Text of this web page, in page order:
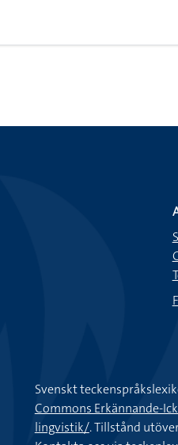
Svenskt
Commons Erkännande-
lingvistik/. Tillstånd